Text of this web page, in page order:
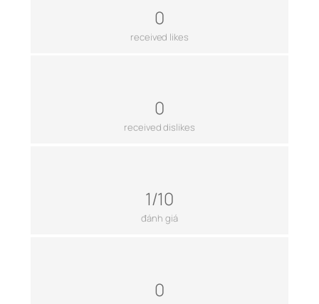
0
received likes
0
received dislikes
1/10
đánh giá
0